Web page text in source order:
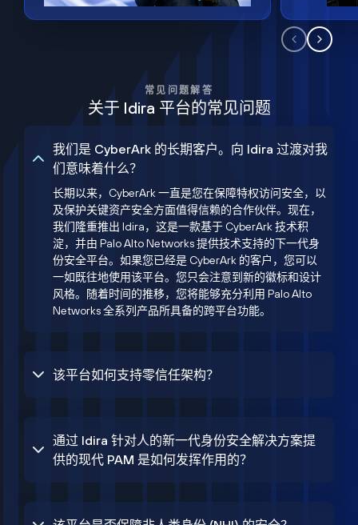
常见问题解答
关于 Idira 平台的常见问题
我们是 CyberArk 的长期客户。向 Idira 过渡对我
们意味着什么？
长期以来，CyberArk 一直是您在保障特权访问安全，以
及保护关键资产安全方面值得信赖的合作伙伴。现在，
我们隆重推出 Idira，这是一款基于 CyberArk 技术积
淀，并由 Palo Alto Networks 提供技术支持的下一代身
份安全平台。如果您已经是 CyberArk 的客户，您可以
一如既往地使用该平台。您只会注意到新的徽标和设计
风格。随着时间的推移，您将能够充分利用 Palo Alto
Networks 全系列产品所具备的跨平台功能。
该平台如何支持零信任架构？
通过 Idira 针对人的新一代身份安全解决方案提
供的现代 PAM 是如何发挥作用的？